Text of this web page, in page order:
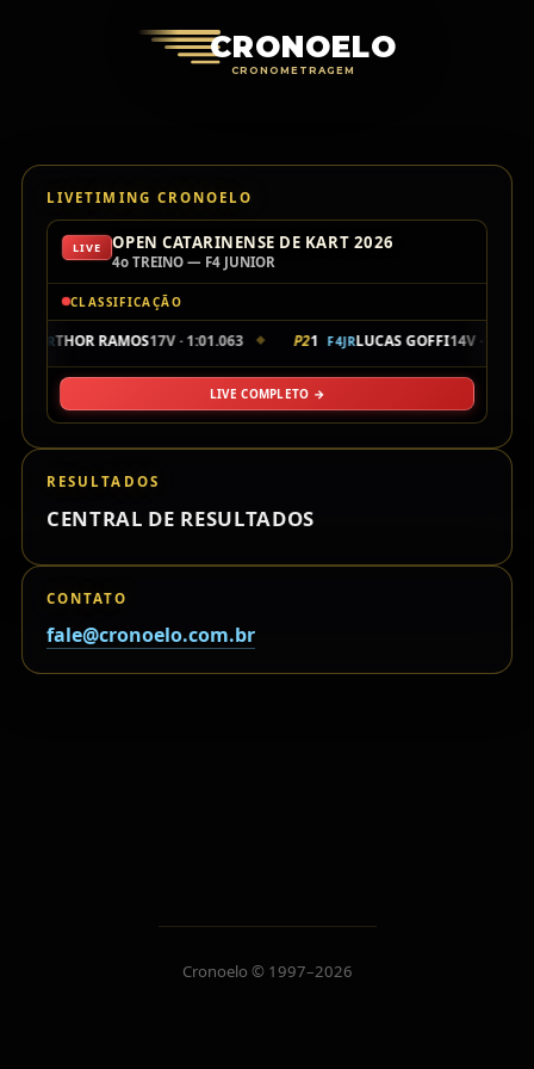
CRONOELO
CRONOMETRAGEM
LIVETIMING CRONOELO
LIVE OPEN CATARINENSE DE KART 2026
4o TREINO — F4 JUNIOR
CLASSIFICAÇÃO
F4JRTHOR RAMOS17V · 1:01.063 ◆ P21 F4JRLUCAS GOFFI14V ·
LIVE COMPLETO →
RESULTADOS
CENTRAL DE RESULTADOS
CONTATO
fale@cronoelo.com.br
Cronoelo © 1997–2026